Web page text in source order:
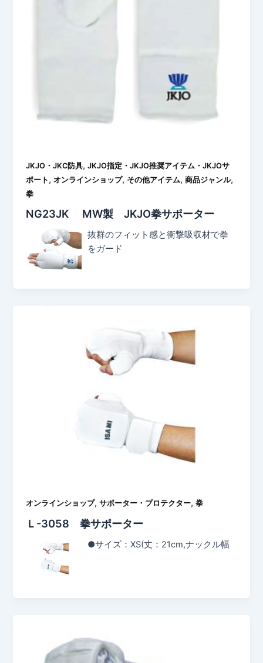
JKJO・JKC防具,JKJO指定・JKJO推奨アイテム・JKJOサ
ポート ,オンラインショップ, その他アイテム,商品ジャンル,
拳
NG23JK MW製 JKJO拳サポーター
抜群のフィット感と衝撃吸収材で拳
をガード
オンラインショップ,サポーター・プロテクター,拳
Ｌ-3058 拳サポーター
●サイズ：XS(丈：21cm,ナックル幅